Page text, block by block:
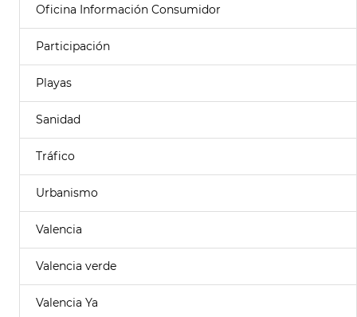
Oficina Información Consumidor
Participación
Playas
Sanidad
Tráfico
Urbanismo
Valencia
Valencia verde
Valencia Ya